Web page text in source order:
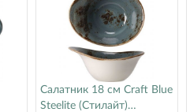
Салатник 18 см Craft Blue
Steelite (Стилайт)